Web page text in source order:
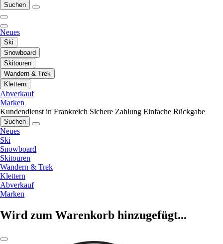
Suchen
Neues
Ski
Snowboard
Skitouren
Wandern & Trek
Klettern
Abverkauf
Marken
Kundendienst in Frankreich Sichere Zahlung Einfache Rückgabe
Suchen
Neues
Ski
Snowboard
Skitouren
Wandern & Trek
Klettern
Abverkauf
Marken
Wird zum Warenkorb hinzugefügt...